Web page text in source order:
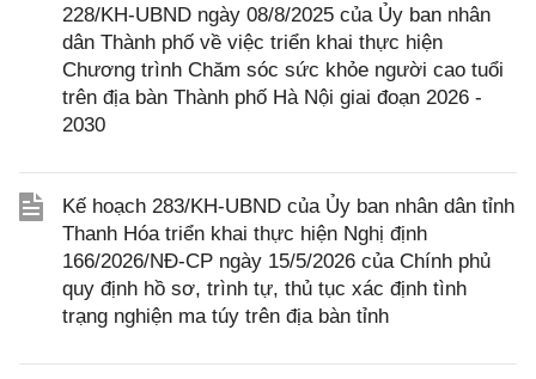
228/KH-UBND ngày 08/8/2025 của Ủy ban nhân
dân Thành phố về việc triển khai thực hiện
Chương trình Chăm sóc sức khỏe người cao tuổi
trên địa bàn Thành phố Hà Nội giai đoạn 2026 -
2030
Kế hoạch 283/KH-UBND của Ủy ban nhân dân tỉnh
Thanh Hóa triển khai thực hiện Nghị định
166/2026/NĐ-CP ngày 15/5/2026 của Chính phủ
quy định hồ sơ, trình tự, thủ tục xác định tình
trạng nghiện ma túy trên địa bàn tỉnh